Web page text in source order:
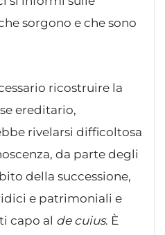
sorgono e che sono
ricostruire la
ereditario,
rivelarsi difficoltosa
da parte degli
della successione,
e patrimoniali e
capo al de cuius. È